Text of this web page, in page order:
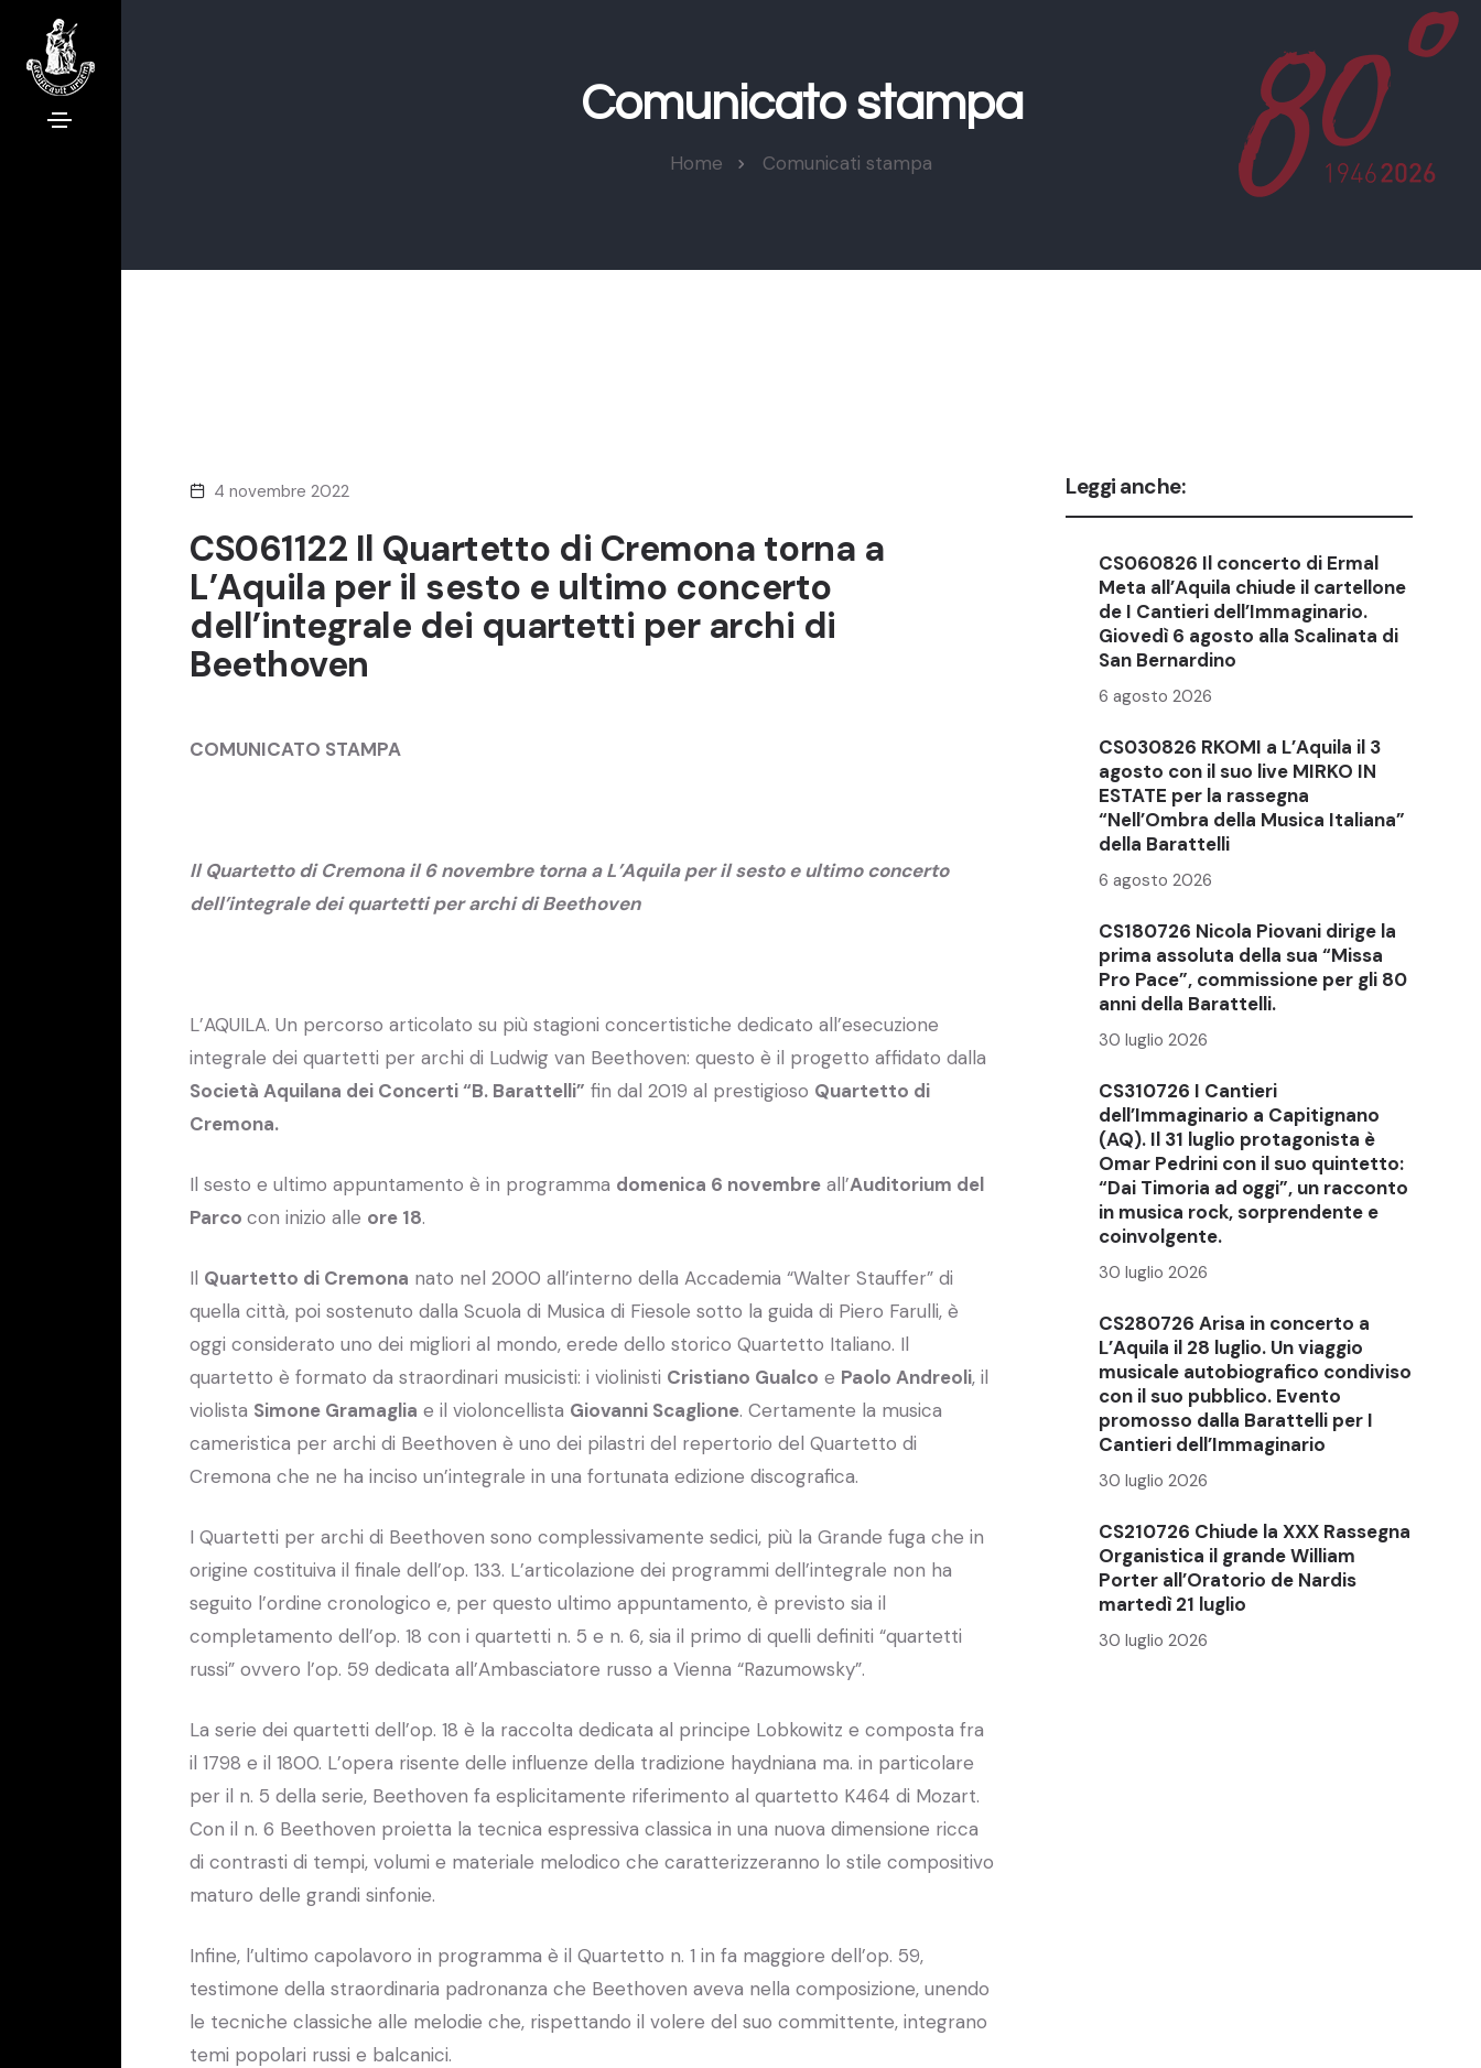
Comunicato stampa
Home Comunicati stampa
4 novembre 2022
CS061122 Il Quartetto di Cremona torna a
L’Aquila per il sesto e ultimo concerto
dell’integrale dei quartetti per archi di
Beethoven
COMUNICATO STAMPA
Il Quartetto di Cremona il 6 novembre torna a L’Aquila per il sesto e ultimo concerto
dell’integrale dei quartetti per archi di Beethoven
L’AQUILA. Un percorso articolato su più stagioni concertistiche dedicato all’esecuzione
integrale dei quartetti per archi di Ludwig van Beethoven: questo è il progetto affidato dalla
Società Aquilana dei Concerti “B. Barattelli” fin dal 2019 al prestigioso Quartetto di
Cremona.
Il sesto e ultimo appuntamento è in programma domenica 6 novembre all’Auditorium del
Parco con inizio alle ore 18.
Il Quartetto di Cremona nato nel 2000 all’interno della Accademia “Walter Stauffer” di
quella città, poi sostenuto dalla Scuola di Musica di Fiesole sotto la guida di Piero Farulli, è
oggi considerato uno dei migliori al mondo, erede dello storico Quartetto Italiano. Il
quartetto è formato da straordinari musicisti: i violinisti Cristiano Gualco e Paolo Andreoli, il
violista Simone Gramaglia e il violoncellista Giovanni Scaglione. Certamente la musica
cameristica per archi di Beethoven è uno dei pilastri del repertorio del Quartetto di
Cremona che ne ha inciso un’integrale in una fortunata edizione discografica.
I Quartetti per archi di Beethoven sono complessivamente sedici, più la Grande fuga che in
origine costituiva il finale dell’op. 133. L’articolazione dei programmi dell’integrale non ha
seguito l’ordine cronologico e, per questo ultimo appuntamento, è previsto sia il
completamento dell’op. 18 con i quartetti n. 5 e n. 6, sia il primo di quelli definiti “quartetti
russi” ovvero l’op. 59 dedicata all’Ambasciatore russo a Vienna “Razumowsky”.
La serie dei quartetti dell’op. 18 è la raccolta dedicata al principe Lobkowitz e composta fra
il 1798 e il 1800. L’opera risente delle influenze della tradizione haydniana ma. in particolare
per il n. 5 della serie, Beethoven fa esplicitamente riferimento al quartetto K464 di Mozart.
Con il n. 6 Beethoven proietta la tecnica espressiva classica in una nuova dimensione ricca
di contrasti di tempi, volumi e materiale melodico che caratterizzeranno lo stile compositivo
maturo delle grandi sinfonie.
Infine, l’ultimo capolavoro in programma è il Quartetto n. 1 in fa maggiore dell’op. 59,
testimone della straordinaria padronanza che Beethoven aveva nella composizione, unendo
le tecniche classiche alle melodie che, rispettando il volere del suo committente, integrano
temi popolari russi e balcanici.
Leggi anche:
CS060826 Il concerto di Ermal
Meta all’Aquila chiude il cartellone
de I Cantieri dell’Immaginario.
Giovedì 6 agosto alla Scalinata di
San Bernardino
6 agosto 2026
CS030826 RKOMI a L’Aquila il 3
agosto con il suo live MIRKO IN
ESTATE per la rassegna
“Nell’Ombra della Musica Italiana”
della Barattelli
6 agosto 2026
CS180726 Nicola Piovani dirige la
prima assoluta della sua “Missa
Pro Pace”, commissione per gli 80
anni della Barattelli.
30 luglio 2026
CS310726 I Cantieri
dell’Immaginario a Capitignano
(AQ). Il 31 luglio protagonista è
Omar Pedrini con il suo quintetto:
“Dai Timoria ad oggi”, un racconto
in musica rock, sorprendente e
coinvolgente.
30 luglio 2026
CS280726 Arisa in concerto a
L’Aquila il 28 luglio. Un viaggio
musicale autobiografico condiviso
con il suo pubblico. Evento
promosso dalla Barattelli per I
Cantieri dell’Immaginario
30 luglio 2026
CS210726 Chiude la XXX Rassegna
Organistica il grande William
Porter all’Oratorio de Nardis
martedì 21 luglio
30 luglio 2026